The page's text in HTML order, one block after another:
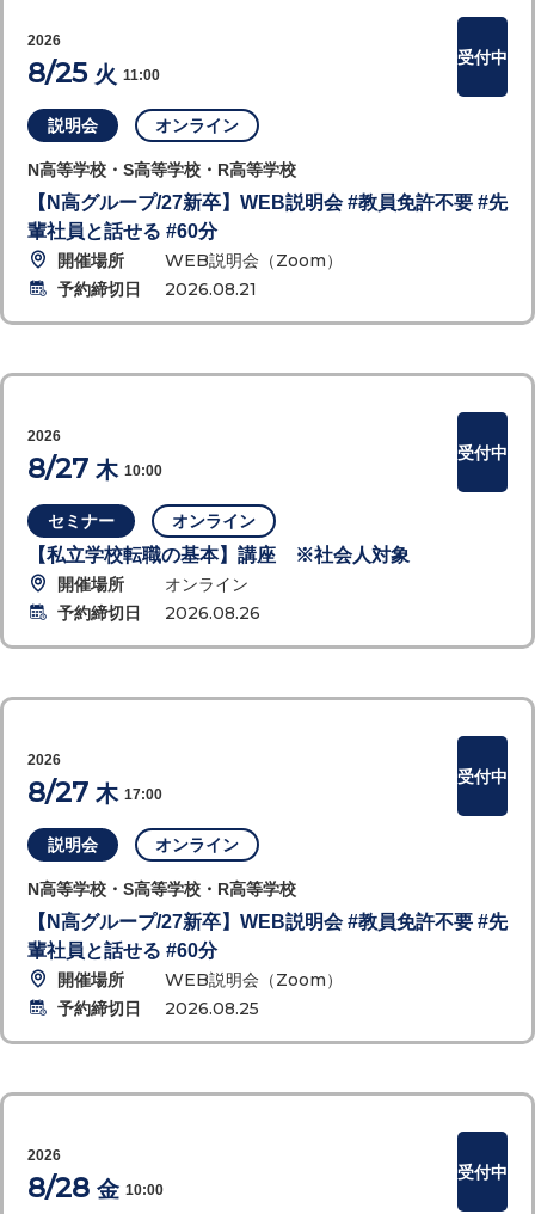
説明会 オンライン
N高等学校・S高等学校・R高等学校
【N高グループ/27新卒】WEB説明会 #教員免許不要 #先
輩社員と話せる #60分
開催場所
WEB説明会（Zoom）
予約締切日
2026.08.21
2026
8/25 火 11:00
受付中
セミナー オンライン
【私立学校転職の基本】講座 ※社会人対象
開催場所
オンライン
予約締切日
2026.08.26
2026
8/27 木 10:00
受付中
説明会 オンライン
N高等学校・S高等学校・R高等学校
【N高グループ/27新卒】WEB説明会 #教員免許不要 #先
輩社員と話せる #60分
開催場所
WEB説明会（Zoom）
予約締切日
2026.08.25
2026
8/27 木 17:00
受付中
2026
8/28 金 10:00
受付中